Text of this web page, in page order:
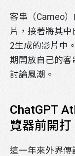
客串（Cameo
片，接著將其
2生成的影片中
期開放自己的客
討論風潮。
ChatGPT
覽器前開打
這一年來外界傳